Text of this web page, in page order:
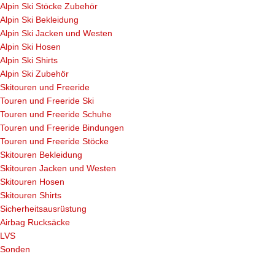
Alpin Ski Stöcke Zubehör
Alpin Ski Bekleidung
Alpin Ski Jacken und Westen
Alpin Ski Hosen
Alpin Ski Shirts
Alpin Ski Zubehör
Skitouren und Freeride
Touren und Freeride Ski
Touren und Freeride Schuhe
Touren und Freeride Bindungen
Touren und Freeride Stöcke
Skitouren Bekleidung
Skitouren Jacken und Westen
Skitouren Hosen
Skitouren Shirts
Sicherheitsausrüstung
Airbag Rucksäcke
LVS
Sonden